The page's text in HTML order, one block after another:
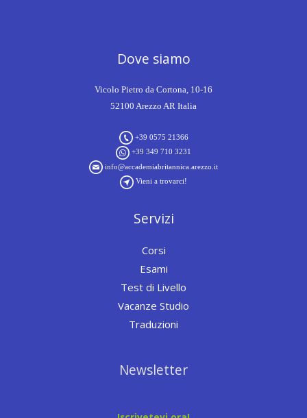
Dove siamo
Vicolo Pietro da Cortona, 10-16
52100 Arezzo AR Italia
+39 0575 21366
+39 349 710 3231
info@accademiabritannica.arezzo.it
Vieni a trovarci!
Servizi
Corsi
Esami
Test di Livello
Vacanze Studio
Traduzioni
Newsletter